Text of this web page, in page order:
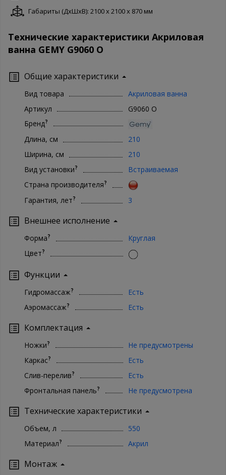
Габариты (ДxШxВ): 2100 x 2100 x 870 мм
Технические характеристики Акриловая
ванна GEMY G9060 O
Общие характеристики
Вид товара
Акриловая ванна
Артикул
G9060 O
Бренд?
Длина, см
210
Ширина, см
210
Вид установки?
Встраиваемая
Страна производителя?
Гарантия, лет? 3
Внешнее исполнение
Форма?
Круглая
Цвет?
Функции
Гидромассаж?
Есть
Аэромассаж? Есть
Комплектация
Ножки?
Не предусмотрены
Каркас?
Есть
Слив-перелив?
Есть
Фронтальная панель? Не предусмотрена
Технические характеристики
Объем, л
550
Материал? Акрил
Монтаж